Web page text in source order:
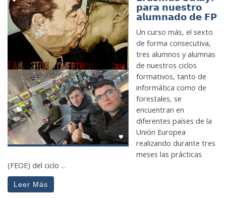
𝗽𝗮𝗿𝗮 𝗻𝘂𝗲𝘀𝘁𝗿𝗼
𝗮𝗹𝘂𝗺𝗻𝗮𝗱𝗼 𝗱𝗲 𝗙𝗣
Un curso más, el sexto
de forma consecutiva,
tres alumnos y alumnas
de nuestros ciclos
formativos, tanto de
informática como de
forestales, se
encuentran en
diferentes países de la
Unión Europea
realizando durante tres
meses las prácticas
(FEOE) del ciclo ...
Leer Más